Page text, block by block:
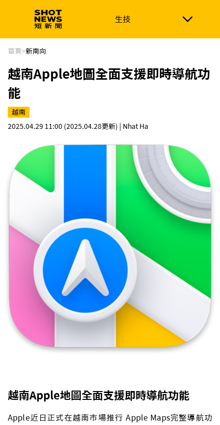
生技
生技 政治
新南向 體育
首頁>新南向
越南Apple地圖全面支援即時導航功
能
越南
2025.04.29 11:00 (2025.04.28更新) | Nhat Ha
越南Apple地圖全面支援即時導航功能
Apple近日正式在越南市場推行 Apple Maps完整導航功